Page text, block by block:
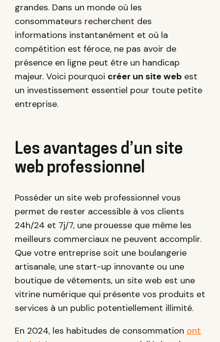
grandes. Dans un monde où les
consommateurs recherchent des
informations instantanément et où la
compétition est féroce, ne pas avoir de
présence en ligne peut être un handicap
majeur. Voici pourquoi créer un site web est
un investissement essentiel pour toute petite
entreprise.
Les avantages d’un site
web professionnel
Posséder un site web professionnel vous
permet de rester accessible à vos clients
24h/24 et 7j/7, une prouesse que même les
meilleurs commerciaux ne peuvent accomplir.
Que votre entreprise soit une boulangerie
artisanale, une start-up innovante ou une
boutique de vêtements, un site web est une
vitrine numérique qui présente vos produits et
services à un public potentiellement illimité.
En 2024, les habitudes de consommation ont